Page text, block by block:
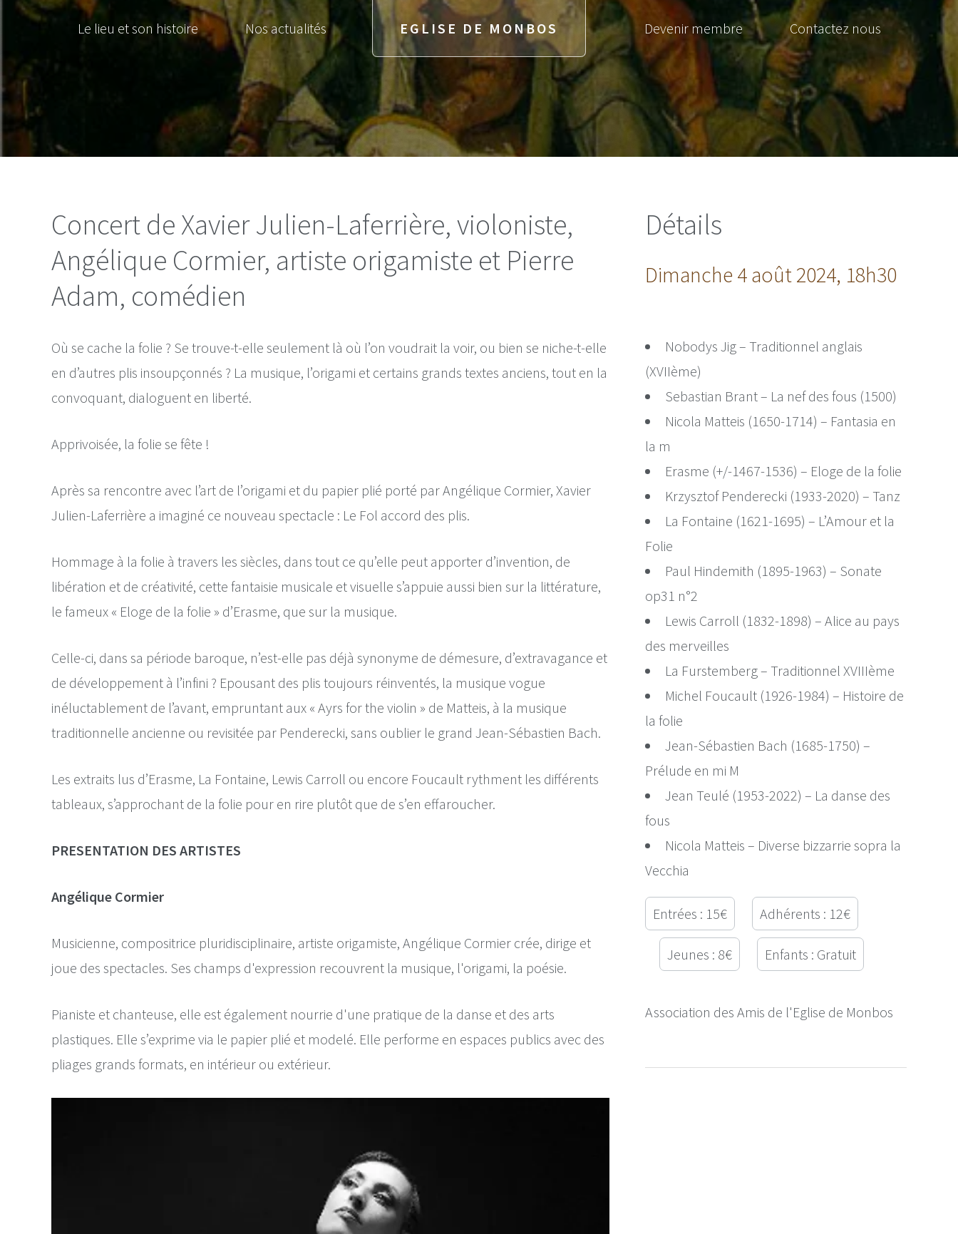
EGLISE DE MONBOS
Le lieu et son histoire Nos actualités Devenir membre Contactez nous
Concert de Xavier Julien-Laferrière, violoniste,
Angélique Cormier, artiste origamiste et Pierre
Adam, comédien
Où se cache la folie ? Se trouve-t-elle seulement là où l’on voudrait la voir, ou bien se niche-t-elle
en d’autres plis insoupçonnés ? La musique, l’origami et certains grands textes anciens, tout en la
convoquant, dialoguent en liberté.
Apprivoisée, la folie se fête !
Après sa rencontre avec l’art de l’origami et du papier plié porté par Angélique Cormier, Xavier
Julien-Laferrière a imaginé ce nouveau spectacle : Le Fol accord des plis.
Hommage à la folie à travers les siècles, dans tout ce qu’elle peut apporter d’invention, de
libération et de créativité, cette fantaisie musicale et visuelle s’appuie aussi bien sur la littérature,
le fameux « Eloge de la folie » d’Erasme, que sur la musique.
Celle-ci, dans sa période baroque, n’est-elle pas déjà synonyme de démesure, d’extravagance et
de développement à l’infini ? Epousant des plis toujours réinventés, la musique vogue
inéluctablement de l’avant, empruntant aux « Ayrs for the violin » de Matteis, à la musique
traditionnelle ancienne ou revisitée par Penderecki, sans oublier le grand Jean-Sébastien Bach.
Les extraits lus d’Erasme, La Fontaine, Lewis Carroll ou encore Foucault rythment les différents
tableaux, s’approchant de la folie pour en rire plutôt que de s’en effaroucher.
PRESENTATION DES ARTISTES
Angélique Cormier
Musicienne, compositrice pluridisciplinaire, artiste origamiste, Angélique Cormier crée, dirige et
joue des spectacles. Ses champs d'expression recouvrent la musique, l'origami, la poésie.
Pianiste et chanteuse, elle est également nourrie d'une pratique de la danse et des arts
plastiques. Elle s’exprime via le papier plié et modelé. Elle performe en espaces publics avec des
pliages grands formats, en intérieur ou extérieur.
Détails
Dimanche 4 août 2024, 18h30
Nobodys Jig – Traditionnel anglais
(XVIIème)
Sebastian Brant – La nef des fous (1500)
Nicola Matteis (1650-1714) – Fantasia en
la m
Erasme (+/-1467-1536) – Eloge de la folie
Krzysztof Penderecki (1933-2020) – Tanz
La Fontaine (1621-1695) – L’Amour et la
Folie
Paul Hindemith (1895-1963) – Sonate
op31 n°2
Lewis Carroll (1832-1898) – Alice au pays
des merveilles
La Furstemberg – Traditionnel XVIIIème
Michel Foucault (1926-1984) – Histoire de
la folie
Jean-Sébastien Bach (1685-1750) –
Prélude en mi M
Jean Teulé (1953-2022) – La danse des
fous
Nicola Matteis – Diverse bizzarrie sopra la
Vecchia
Entrées : 15€ Adhérents : 12€
Jeunes : 8€ Enfants : Gratuit
Association des Amis de l'Eglise de Monbos